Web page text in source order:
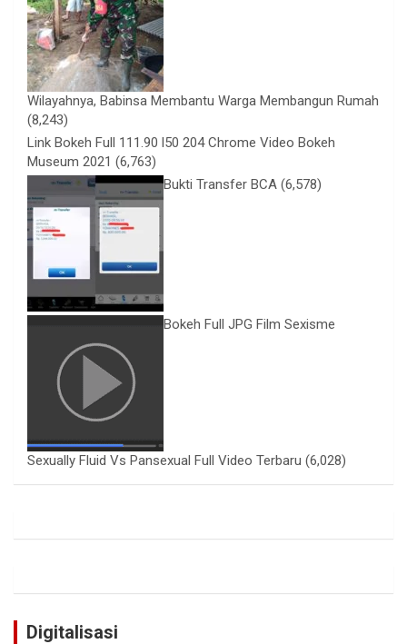
Wilayahnya, Babinsa Membantu Warga Membangun Rumah
(8,243)
Link Bokeh Full 111.90 l50 204 Chrome Video Bokeh
Museum 2021 (6,763)
Bukti Transfer BCA (6,578)
Bokeh Full JPG Film Sexisme
Sexually Fluid Vs Pansexual Full Video Terbaru (6,028)
Digitalisasi